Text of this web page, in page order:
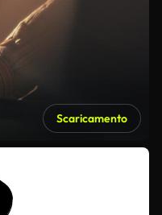
Scaricamento